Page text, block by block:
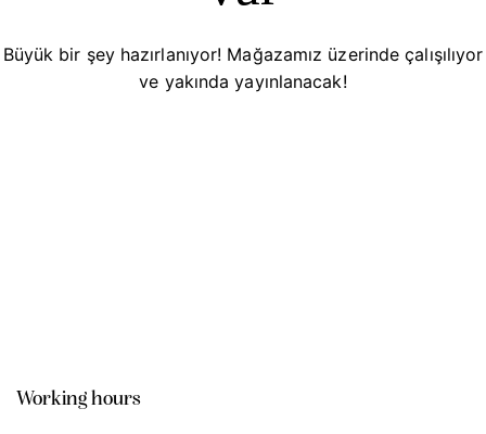
Büyük bir şey hazırlanıyor! Mağazamız üzerinde çalışılıyor
ve yakında yayınlanacak!
Working hours